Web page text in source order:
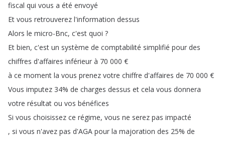
fiscal qui vous a été envoyé
Et vous retrouverez l'information dessus
Alors le micro-Bnc, c'est quoi ?
Et bien, c'est un système de comptabilité simplifié pour des
chiffres d'affaires inférieur à 70 000 €
à ce moment la vous prenez votre chiffre d'affaires de 70 000 €
Vous imputez 34% de charges dessus et cela vous donnera
votre résultat ou vos bénéfices
Si vous choisissez ce régime, vous ne serez pas impacté
, si vous n'avez pas d'AGA pour la majoration des 25% de